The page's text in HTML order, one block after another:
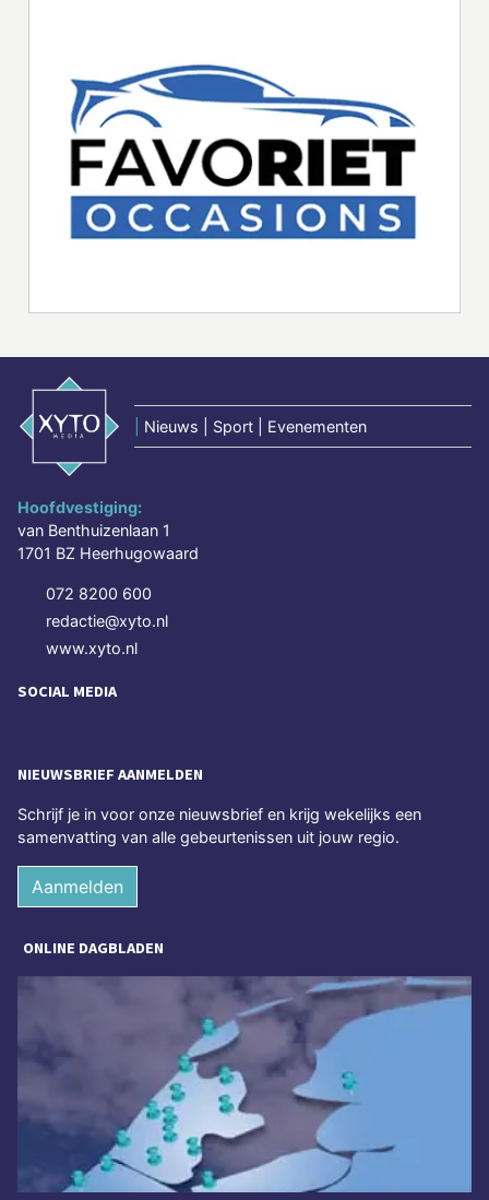
Nieuws | Sport | Evenementen
Hoofdvestiging:
van Benthuizenlaan 1
1701 BZ Heerhugowaard
072 8200 600
redactie@xyto.nl
www.xyto.nl
SOCIAL MEDIA
NIEUWSBRIEF AANMELDEN
Schrijf je in voor onze nieuwsbrief en krijg wekelijks een
samenvatting van alle gebeurtenissen uit jouw regio.
Aanmelden
ONLINE DAGBLADEN